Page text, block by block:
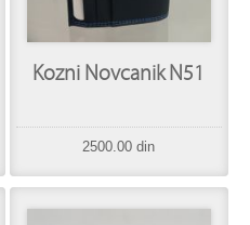
Kozni Novcanik N51
2500.00 din